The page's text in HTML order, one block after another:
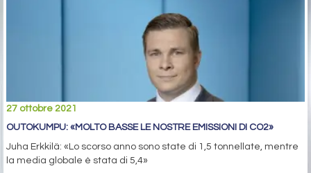
27 ottobre 2021
OUTOKUMPU: «MOLTO BASSE LE NOSTRE EMISSIONI DI CO2»
Juha Erkkilä: «Lo scorso anno sono state di 1,5 tonnellate, mentre
la media globale è stata di 5,4»